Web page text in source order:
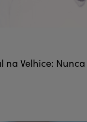
na Velhice: